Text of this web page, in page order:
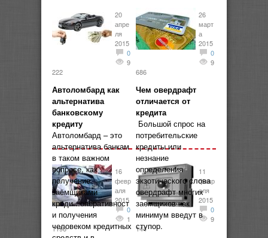
20
апре
ля
2015
0
9
222
Автоломбард как
альтернатива
банковскому
кредиту
Автоломбард – это
альтернатива банкам
в таком важном
вопросе, как
получение
заёмщиками
креди...оперативност
и получения
человеком кредитных
16
февр
аля
2015
0
1
1196
26
март
а
2015
0
9
686
Чем овердрафт
отличается от
кредита
Большой спрос на
потребительские
кредиты или
незнание
определения
экзотического слова
овердрафт многих
заемщиков как
минимум введут в
ступор.
11
февр
аля
2015
0
9
144